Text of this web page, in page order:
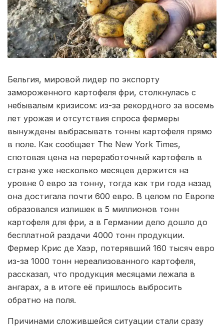
Бельгия, мировой лидер по экспорту
замороженного картофеля фри, столкнулась с
небывалым кризисом: из-за рекордного за восемь
лет урожая и отсутствия спроса фермеры
вынуждены выбрасывать тонны картофеля прямо
в поле. Как сообщает The New York Times,
спотовая цена на переработочный картофель в
стране уже несколько месяцев держится на
уровне 0 евро за тонну, тогда как три года назад
она достигала почти 600 евро. В целом по Европе
образовался излишек в 5 миллионов тонн
картофеля для фри, а в Германии дело дошло до
бесплатной раздачи 4000 тонн продукции.
Фермер Крис де Хаэр, потерявший 160 тысяч евро
из-за 1000 тонн нереализованного картофеля,
рассказал, что продукция месяцами лежала в
ангарах, а в итоге её пришлось выбросить
обратно на поля.
Причинами сложившейся ситуации стали сразу